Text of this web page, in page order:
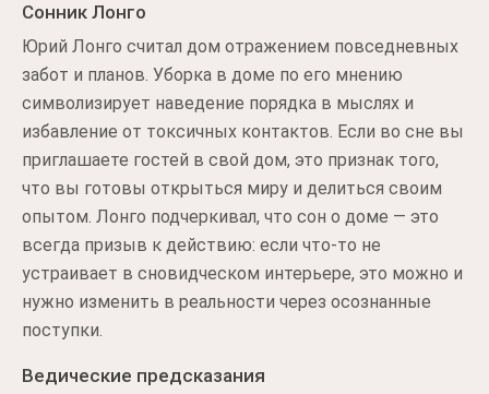
Сонник Лонго
Юрий Лонго считал дом отражением повседневных
забот и планов. Уборка в доме по его мнению
символизирует наведение порядка в мыслях и
избавление от токсичных контактов. Если во сне вы
приглашаете гостей в свой дом, это признак того,
что вы готовы открыться миру и делиться своим
опытом. Лонго подчеркивал, что сон о доме — это
всегда призыв к действию: если что-то не
устраивает в сновидческом интерьере, это можно и
нужно изменить в реальности через осознанные
поступки.
Ведические предсказания